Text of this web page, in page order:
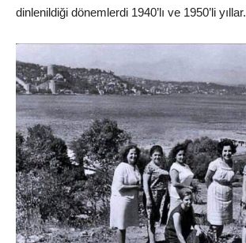
dinlenildiği dönemlerdi 1940’lı ve 1950’li yıllar.